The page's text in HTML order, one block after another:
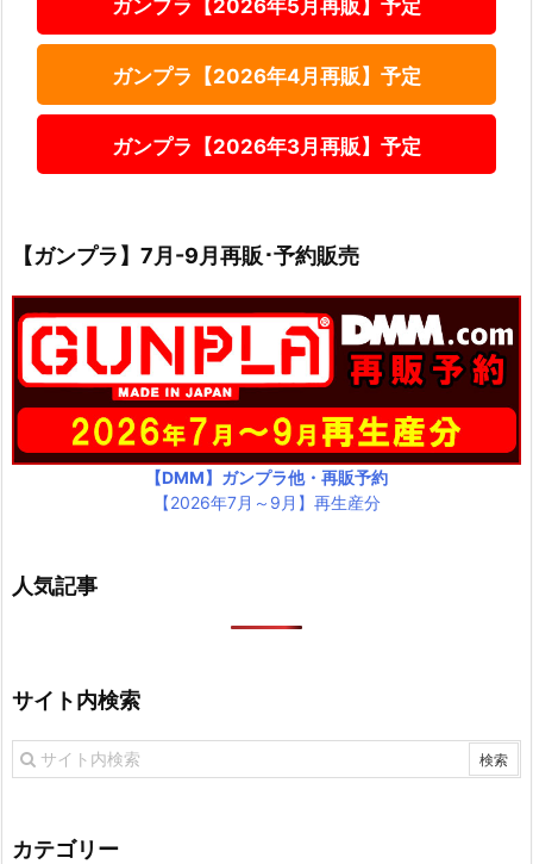
ガンプラ【2026年5月再販】予定
ガンプラ【2026年4月再販】予定
ガンプラ【2026年3月再販】予定
【ガンプラ】7月-9月再販･予約販売
【DMM】ガンプラ他・再販予約
【2026年7月～9月】再生産分
人気記事
サイト内検索
カテゴリー